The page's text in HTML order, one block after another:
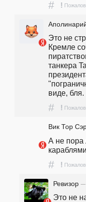
# !
Это не
Кремле
танкера
виде, бля.
# !
Вик Тор
А не пора
# !
Ревизор —
Это не